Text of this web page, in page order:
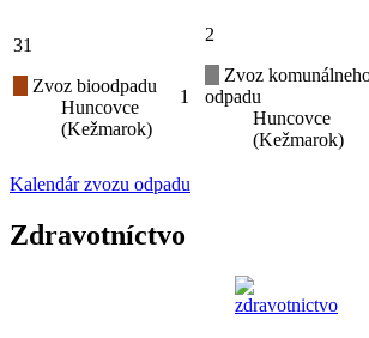
31
Zvoz bioodpadu
Huncovce
(Kežmarok)
1
2
Zvoz
odpadu
Huncovce
(Kežmarok)
Kalendár zvozu odpadu
Zdravotníctvo